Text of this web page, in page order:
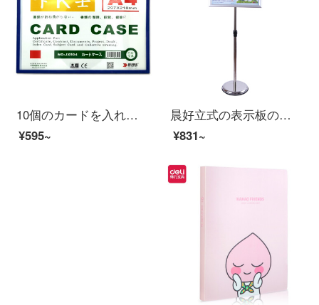
10個のカードを入れて、磁気硬質ゴムカバーの透明PVCカード袋A 4ファイル保護カードケースに磁気貼付枠付きの青いJX 504を備えています。
¥595~
晨好立式の表示板の水牌のステンレスのディスプレイの看板の広告の棚は伸縮してA 3直角の1セットを回転することができます
¥831~